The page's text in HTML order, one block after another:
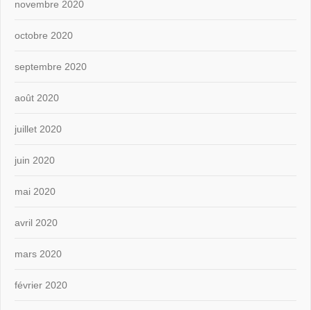
novembre 2020
octobre 2020
septembre 2020
août 2020
juillet 2020
juin 2020
mai 2020
avril 2020
mars 2020
février 2020